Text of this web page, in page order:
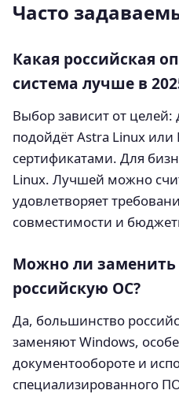
Часто
Какая российская
система лучше в
Выбор зависит от целей:
подойдёт Astra Linux
сертификатами. Для
Linux. Лучшей можно
удовлетворяет
совместимости и
Можно ли заменить
российскую ОС?
Да, большинство
заменяют Windows,
документообороте и
специализированного